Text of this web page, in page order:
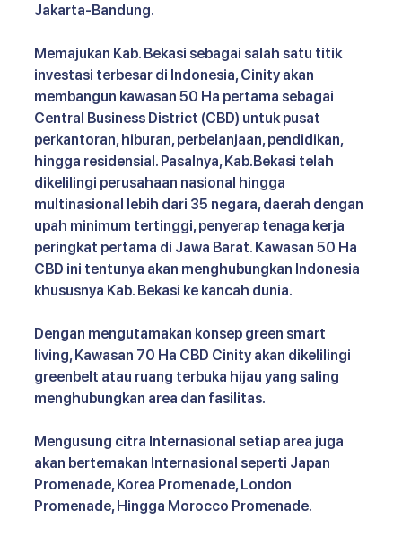
Jakarta-Bandung.
Memajukan Kab. Bekasi sebagai salah satu titik
investasi terbesar di Indonesia, Cinity akan
membangun kawasan 50 Ha pertama sebagai
Central Business District (CBD) untuk pusat
perkantoran, hiburan, perbelanjaan, pendidikan,
hingga residensial. Pasalnya, Kab.Bekasi telah
dikelilingi perusahaan nasional hingga
multinasional lebih dari 35 negara, daerah dengan
upah minimum tertinggi, penyerap tenaga kerja
peringkat pertama di Jawa Barat. Kawasan 50 Ha
CBD ini tentunya akan menghubungkan Indonesia
khususnya Kab. Bekasi ke kancah dunia.
Dengan mengutamakan konsep green smart
living, Kawasan 70 Ha CBD Cinity akan dikelilingi
greenbelt atau ruang terbuka hijau yang saling
menghubungkan area dan fasilitas.
Mengusung citra Internasional setiap area juga
akan bertemakan Internasional seperti Japan
Promenade, Korea Promenade, London
Promenade, Hingga Morocco Promenade.